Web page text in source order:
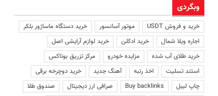
وبگردی
خرید و فروش USDT موتور آسانسور
خرید دستگاه ماساژور بلکر
اجاره ویلا شمال
خرید ادکلن
خرید لوازم آرایشی اصل
خرید طلای آب شده
مزایده خودرو
مرکز تزریق بوتاکس
استند تسلیت
اخذ رتبه آهنگ جدید
خرید دوچرخه برقی
چاپ لیبل
Buy backlinks صرافی ارز دیجیتال
صندوق طلا